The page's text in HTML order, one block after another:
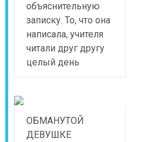
объяснительную
записку. То, что она
написала, учителя
читали друг другу
целый день
ОБМАНУТОЙ
ДЕВУШКЕ